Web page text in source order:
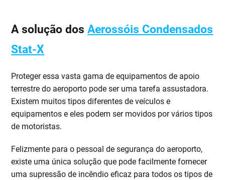
A solução dosAerossóis Condensados
Stat-X
Proteger essa vasta gama de equipamentos de apoio
terrestre do aeroporto pode ser uma tarefa assustadora.
Existem muitos tipos diferentes de veículos e
equipamentos e eles podem ser movidos por vários tipos
de motoristas.
Felizmente para o pessoal de segurança do aeroporto,
existe uma única solução que pode facilmente fornecer
uma supressão de incêndio eficaz para todos os tipos de